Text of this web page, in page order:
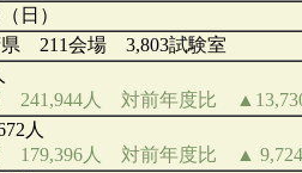
日）
県 211会場 3,803試験室
241,944人 対前年度比
人
179,396人 対前年度比 ▲ 9,724